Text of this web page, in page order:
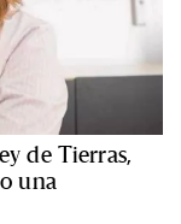
de Tierras,
una